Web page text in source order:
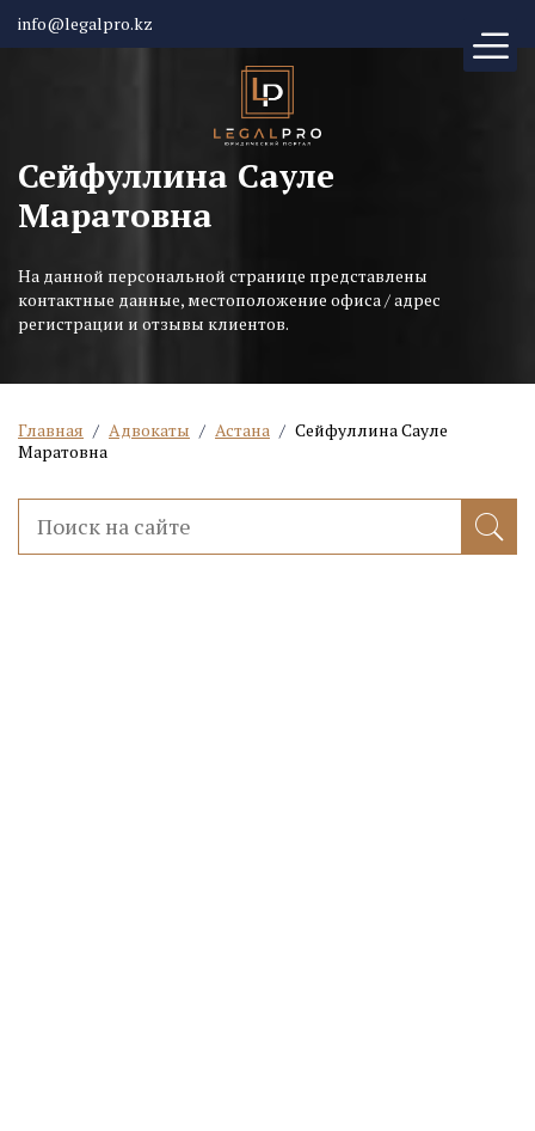
info@legalpro.kz
Сейфуллина Сауле
Маратовна
На данной персональной странице представлены
контактные данные, местоположение офиса / адрес
регистрации и отзывы клиентов.
Главная / Адвокаты / Астана / Сейфуллина Сауле
Маратовна